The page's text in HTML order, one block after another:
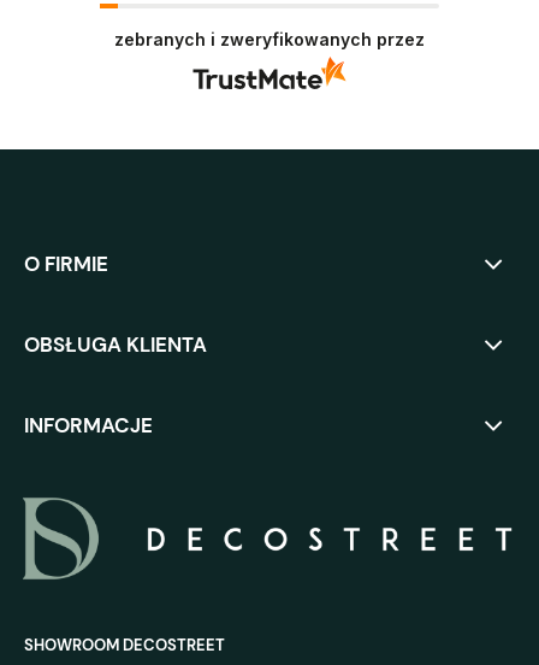
zebranych i zweryfikowanych przez
O FIRMIE
OBSŁUGA KLIENTA
INFORMACJE
SHOWROOM DECOSTREET